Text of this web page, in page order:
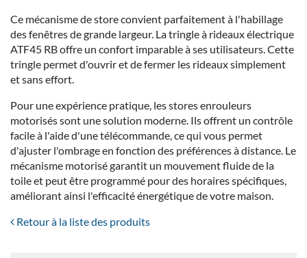
Ce mécanisme de store convient parfaitement à l'habillage
des fenêtres de grande largeur. La tringle à rideaux électrique
ATF45 RB offre un confort imparable à ses utilisateurs. Cette
tringle permet d'ouvrir et de fermer les rideaux simplement
et sans effort.
Pour une expérience pratique, les stores enrouleurs
motorisés sont une solution moderne. Ils offrent un contrôle
facile à l'aide d'une télécommande, ce qui vous permet
d'ajuster l'ombrage en fonction des préférences à distance. Le
mécanisme motorisé garantit un mouvement fluide de la
toile et peut être programmé pour des horaires spécifiques,
améliorant ainsi l'efficacité énergétique de votre maison.
Retour à la liste des produits